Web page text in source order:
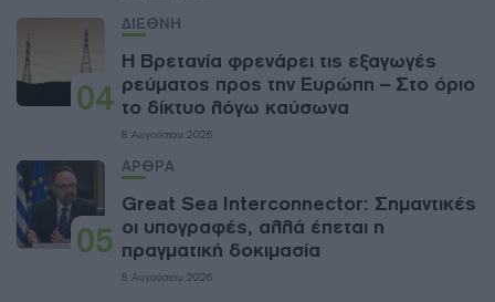
04
ΔΙΕΘΝΗ
Η Βρετανία φρενάρει τις εξαγωγές
ρεύματος προς την Ευρώπη – Στο όριο
το δίκτυο λόγω καύσωνα
8 Αυγούστου 2026
05
ΑΡΘΡΑ
Great Sea Interconnector: Σημαντικές
οι υπογραφές, αλλά έπεται η
πραγματική δοκιμασία
8 Αυγούστου 2026